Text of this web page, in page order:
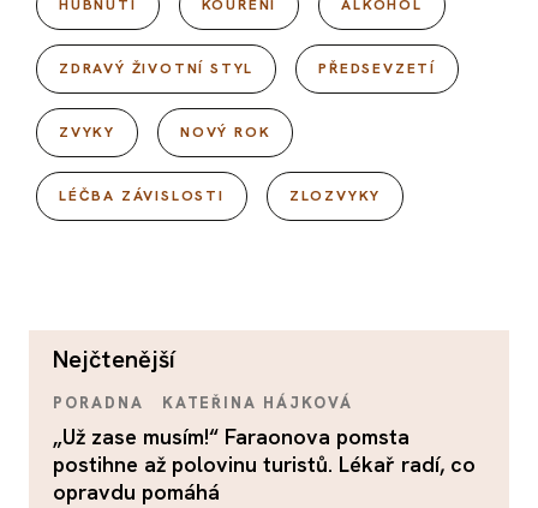
HUBNUTÍ KOUŘENÍ ALKOHOL
ZDRAVÝ ŽIVOTNÍ STYL PŘEDSEVZETÍ
ZVYKY NOVÝ ROK
LÉČBA ZÁVISLOSTI ZLOZVYKY
nejčtenější
PORADNA KATEŘINA HÁJKOVÁ
„Už zase musím!“ Faraonova pomsta
postihne až polovinu turistů. Lékař radí, co
opravdu pomáhá